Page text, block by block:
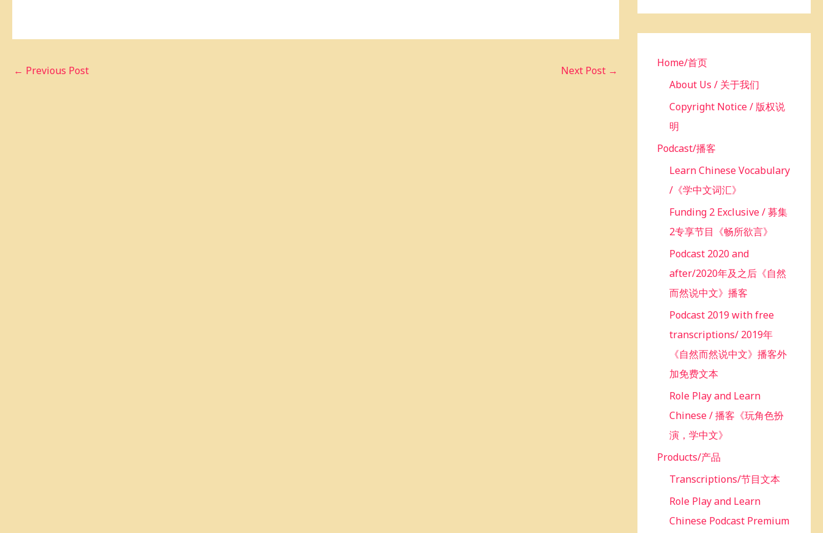
← Previous Post Next Post →
r
Home/首页
About Us / 关于我们
Copyright Notice / 版权说
明
Podcast/播客
Learn Chinese Vocabulary
/《学中文词汇》
Funding 2 Exclusive / 募集
2专享节目《畅所欲言》
Podcast 2020 and
after/2020年及之后《自然
而然说中文》播客
Podcast 2019 with free
transcriptions/ 2019年
《自然而然说中文》播客外
加免费文本
Role Play and Learn
Chinese / 播客《玩角色扮
演，学中文》
Products/产品
Transcriptions/节目文本
Role Play and Learn
Chinese Podcast Premium